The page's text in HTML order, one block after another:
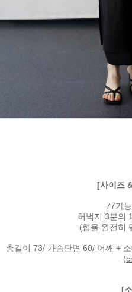
[사이즈
77가
허벅지 3분의
(힙을 완전히
총길이 73/ 가슴단면 60/ 어깨 +
[